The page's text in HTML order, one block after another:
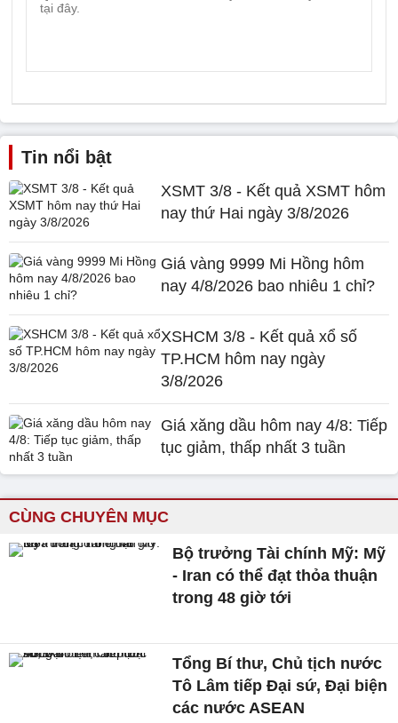
Tin nổi bật
XSMT 3/8 - Kết quả XSMT hôm
nay thứ Hai ngày 3/8/2026
Giá vàng 9999 Mi Hồng hôm
nay 4/8/2026 bao nhiêu 1 chỉ?
XSHCM 3/8 - Kết quả xổ số
TP.HCM hôm nay ngày
3/8/2026
Giá xăng dầu hôm nay 4/8: Tiếp
tục giảm, thấp nhất 3 tuần
CÙNG CHUYÊN MỤC
Bộ trưởng Tài chính Mỹ: Mỹ
- Iran có thể đạt thỏa thuận
trong 48 giờ tới
Tổng Bí thư, Chủ tịch nước
Tô Lâm tiếp Đại sứ, Đại biện
các nước ASEAN